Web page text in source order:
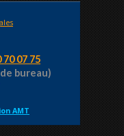
70 07 75
bureau)
AMT